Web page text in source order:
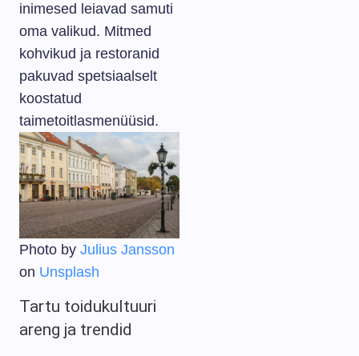
inimesed leiavad samuti
oma valikud. Mitmed
kohvikud ja restoranid
pakuvad spetsiaalselt
koostatud
taimetoitlasmenüüsid.
Photo by Julius Jansson
on Unsplash
Tartu toidukultuuri
areng ja trendid